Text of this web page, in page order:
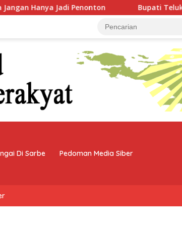
Jadi Penonton Bupati Teluk Bintuni
Di Sarbe Pedoman Media Siber